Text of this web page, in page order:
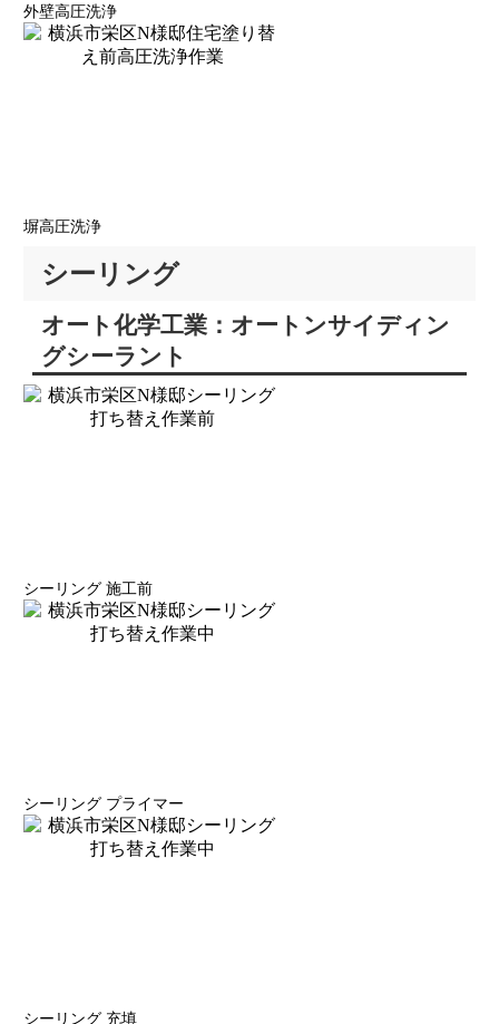
外壁高圧洗浄
塀高圧洗浄
シーリング
オート化学工業：オートンサイディン
グシーラント
シーリング 施工前
シーリング プライマー
シーリング 充填